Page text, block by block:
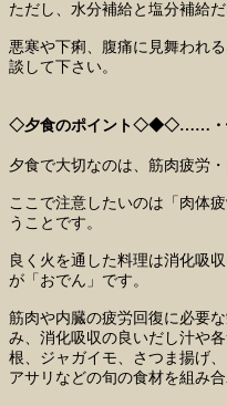
ただし、水分補給と塩分補給
悪寒や下痢、腹痛に見舞われ
談して下さい。
◇夕食のポイント◇◆◇……
夕食で大切なのは、筋肉疲労
ここで注意したいのは「肉体
うことです。
良く火を通した料理は消化吸
が「おでん」です。
筋肉や内臓の疲労回復に必要
み、消化吸収の良いだし汁や
根、ジャガイモ、さつま揚げ
アサリなどの旬の食材を組み合